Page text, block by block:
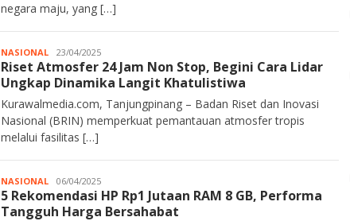
negara maju, yang […]
NASIONAL Kurawalmedia
23/04/2025
Riset Atmosfer 24 Jam Non Stop, Begini Cara Lidar
Ungkap Dinamika Langit Khatulistiwa
Kurawalmedia.com, Tanjungpinang – Badan Riset dan Inovasi
Nasional (BRIN) memperkuat pemantauan atmosfer tropis
melalui fasilitas […]
NASIONAL Kurawalmedia
06/04/2025
5 Rekomendasi HP Rp1 Jutaan RAM 8 GB, Performa
Tangguh Harga Bersahabat